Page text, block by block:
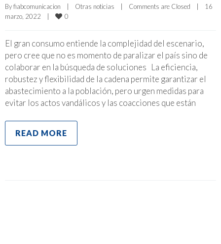
By fiabcomunicacion Otras noticias Comments are Closed
16
marzo, 2022
0
El gran consumo entiende la complejidad del escenario,
pero cree que no es momento de paralizar el país sino de
colaborar en la búsqueda de soluciones La eficiencia,
robustez y flexibilidad de la cadena permite garantizar el
abastecimiento a la población, pero urgen medidas para
evitar los actos vandálicos y las coacciones que están
READ MORE